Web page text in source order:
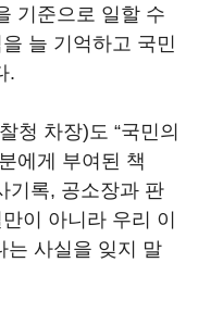
기준으로 일할 수
늘 기억하고 국민
.
청 차장)도 “국민의
에게 부여된 책
기록, 공소장과 판
이 아니라 우리 이
는 사실을 잊지 말